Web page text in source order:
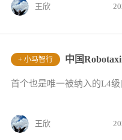
王欣
+ 小马智行 中国
首个也是唯一被纳入的L4
王欣